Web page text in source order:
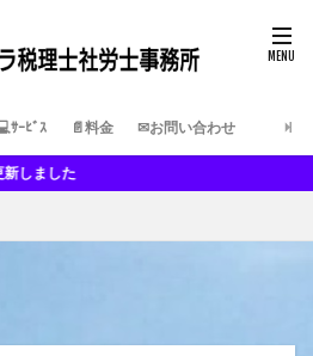
ｻｰﾋﾞｽ 📄料金 ✉お問い合わせ
た